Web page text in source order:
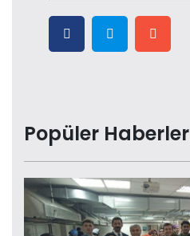
Popüler Haberler